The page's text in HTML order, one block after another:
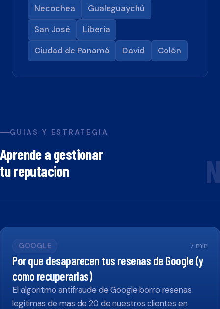
Necochea
Gualeguaychú
San José
Liberia
Ciudad de Panamá
David Colón
GUIAS Y ESTRATEGIA
Aprende a gestionar
tu reputacion
N
GOOGLE 7 min
Por que desaparecen tus resenas de Google (y
como recuperarlas)
El algoritmo antifraude de Google borro resenas
legitimas de mas de 20 de nuestros clientes en